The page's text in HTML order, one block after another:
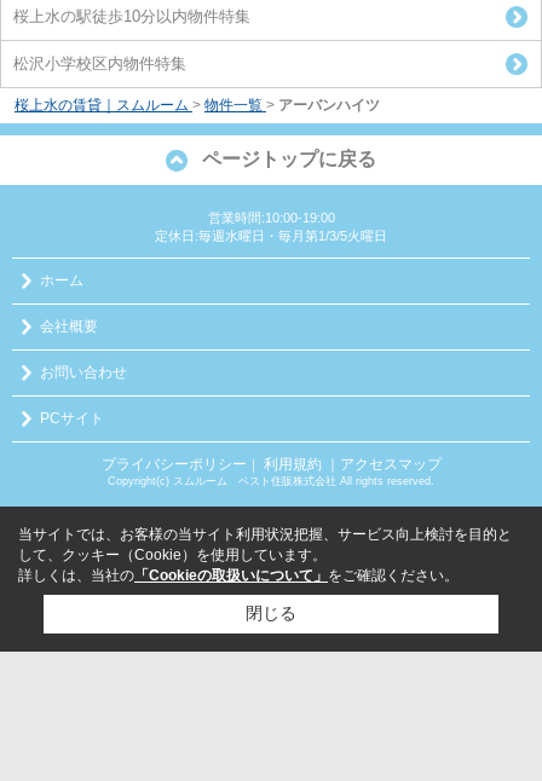
桜上水の駅徒歩10分以内物件特集
松沢小学校区内物件特集
桜上水の賃貸｜スムルーム > 物件一覧 > アーバンハイツ
ページトップに戻る
営業時間:10:00-19:00
定休日:毎週水曜日・毎月第1/3/5火曜日
ホーム
会社概要
お問い合わせ
PCサイト
プライバシーポリシー 利用規約 ｜アクセスマップ
Copyright(c) スムルーム ベスト住販株式会社 All rights reserved.
当サイトでは、お客様の当サイト利用状況把握、サービス向上検討を目的と
して、クッキー（Cookie）を使用しています。
詳しくは、当社の 「Cookieの取扱いについて」 をご確認ください。
閉じる